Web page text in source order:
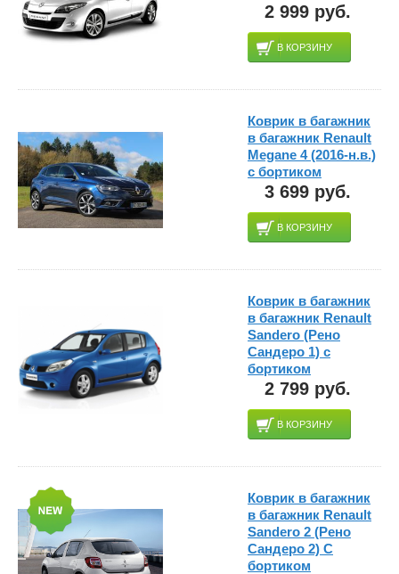
2 999 руб.
В КОРЗИНУ
Коврик в багажник
в багажник Renault
Megane 4 (2016-н.в.)
с бортиком
3 699 руб.
В КОРЗИНУ
Коврик в багажник
в багажник Renault
Sandero (Рено
Сандеро 1) с
бортиком
2 799 руб.
В КОРЗИНУ
Коврик в багажник
в багажник Renault
Sandero 2 (Рено
Сандеро 2) С
бортиком